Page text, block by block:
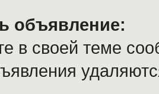
объявление:
в своей теме